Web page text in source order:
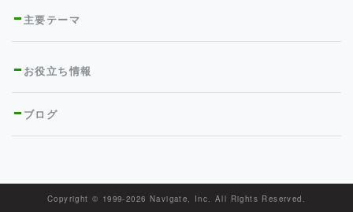
主要テーマ
お役立ち情報
ブログ
Copyright © 1999-2026 Navigate, Inc. All Rights Reserved.